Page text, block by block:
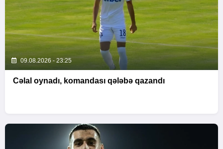
09.08.2026 - 23:25
Cəlal oynadı, komandası qələbə qazandı